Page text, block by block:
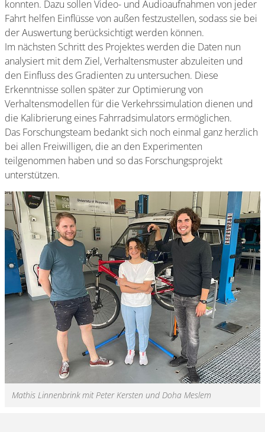
konnten. Dazu sollen Video- und Audioaufnahmen von jeder
Fahrt helfen Einflüsse von außen festzustellen, sodass sie bei
der Auswertung berücksichtigt werden können.
Im nächsten Schritt des Projektes werden die Daten nun
analysiert mit dem Ziel, Verhaltensmuster abzuleiten und
den Einfluss des Gradienten zu untersuchen. Diese
Erkenntnisse sollen später zur Optimierung von
Verhaltensmodellen für die Verkehrssimulation dienen und
die Kalibrierung eines Fahrradsimulators ermöglichen.
Das Forschungsteam bedankt sich noch einmal ganz herzlich
bei allen Freiwilligen, die an den Experimenten
teilgenommen haben und so das Forschungsprojekt
unterstützen.
Mathis Linnenbrink mit Peter Kersten und Doha Meslem